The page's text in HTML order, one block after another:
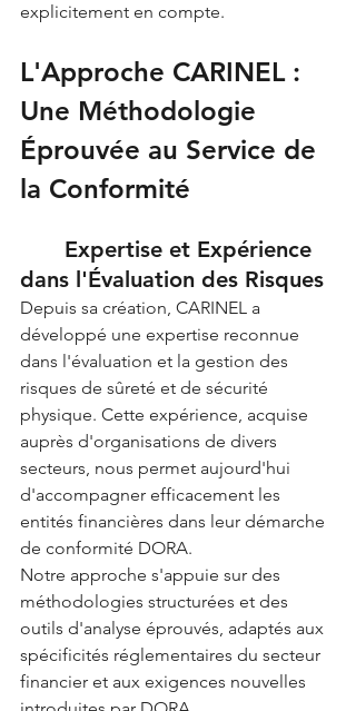
explicitement en compte.
L'Approche CARINEL :
Une Méthodologie
Éprouvée au Service de
la Conformité
dans l'Évaluation des Risques
Depuis sa création, CARINEL a
développé une expertise reconnue
dans l'évaluation et la gestion des
risques de sûreté et de sécurité
physique. Cette expérience, acquise
auprès d'organisations de divers
secteurs, nous permet aujourd'hui
d'accompagner efficacement les
entités financières dans leur démarche
de conformité DORA.
Notre approche s'appuie sur des
méthodologies structurées et des
outils d'analyse éprouvés, adaptés aux
spécificités réglementaires du secteur
financier et aux exigences nouvelles